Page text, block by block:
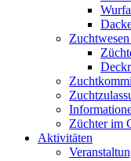
Züchter im
Aktivitäten